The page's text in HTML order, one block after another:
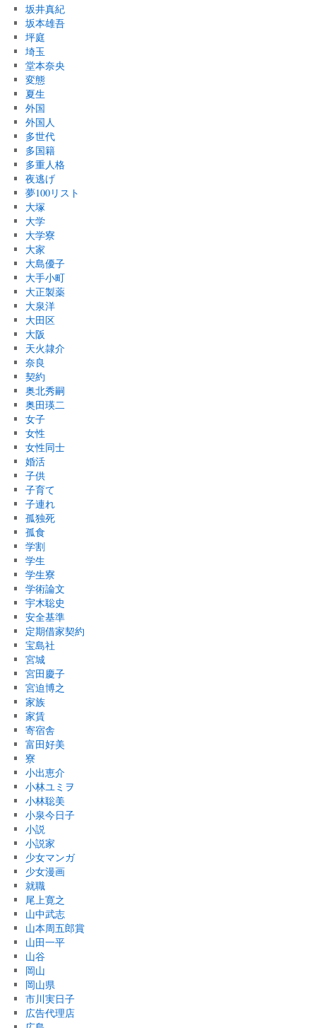
坂井真紀
坂本雄吾
坪庭
埼玉
堂本奈央
変態
夏生
外国
外国人
多世代
多国籍
多重人格
夜逃げ
夢100リスト
大塚
大学
大学寮
大家
大島優子
大手小町
大正製薬
大泉洋
大田区
大阪
天火隷介
奈良
契約
奥北秀嗣
奥田瑛二
女子
女性
女性同士
婚活
子供
子育て
子連れ
孤独死
孤食
学割
学生
学生寮
学術論文
宇木聡史
安全基準
定期借家契約
宝島社
宮城
宮田慶子
宮迫博之
家族
家賃
寄宿舎
富田好美
寮
小出恵介
小林ユミヲ
小林聡美
小泉今日子
小説
小説家
少女マンガ
少女漫画
就職
尾上寛之
山中武志
山本周五郎賞
山田一平
山谷
岡山
岡山県
市川実日子
広告代理店